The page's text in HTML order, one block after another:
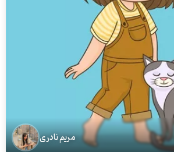
مریم نادری